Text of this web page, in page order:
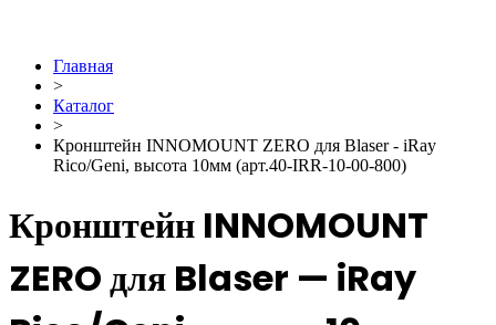
Главная
>
Каталог
>
Кронштейн INNOMOUNT ZERO для Blaser - iRay
Rico/Geni, высота 10мм (арт.40-IRR-10-00-800)
Кронштейн INNOMOUNT
ZERO для Blaser — iRay